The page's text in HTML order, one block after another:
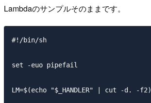
Lambdaのサンプルそのままです。
#!/bin/sh
set -euo pipefail
LM=$(echo "$_HANDLER" | cut -d. -f2)